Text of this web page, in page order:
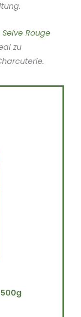
Rouge
zu